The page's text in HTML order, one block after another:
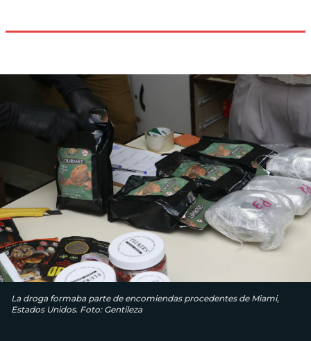
La droga formaba parte de encomiendas procedentes de Miami,
Estados Unidos. Foto: Gentileza